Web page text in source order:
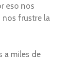
eso nos
nos frustre la
a miles de